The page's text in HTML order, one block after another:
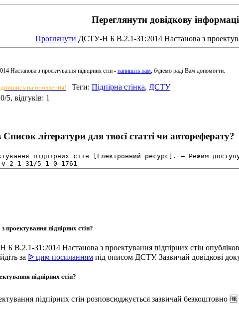
Переглянути довідкову
Проглянути ДСТУ-Н Б В.2.1-31:2014 Настанова з
з проектування підпірних стін - напишіть нам, будемо раді Вам допомогти.
на оновлення! | Теги: Підпірна стінка, ДСТУ
/5, відгуків: 1
літератури для твоєї статті чи автореферату?
підпірних стін?
Б В.2.1-31:2014 Настанова з проектування підпірних стін
за ᐉ цим посиланням під описом ДСТУ. Зазвичай довідкові
підпірних стін?
підпірних стін розповсюджується зазвичай безкоштовно 🆓